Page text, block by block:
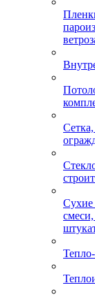
Сухие
смеси,